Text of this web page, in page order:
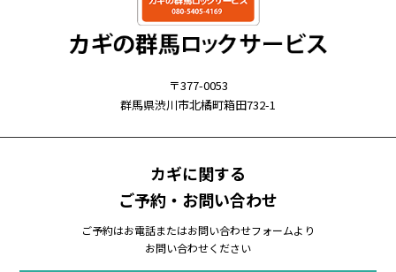
〒377-0053
群馬県渋川市北橘町箱田732-1
カギに関する
ご予約・お問い合わせ
ご予約はお電話またはお問い合わせフォームより
お問い合わせください